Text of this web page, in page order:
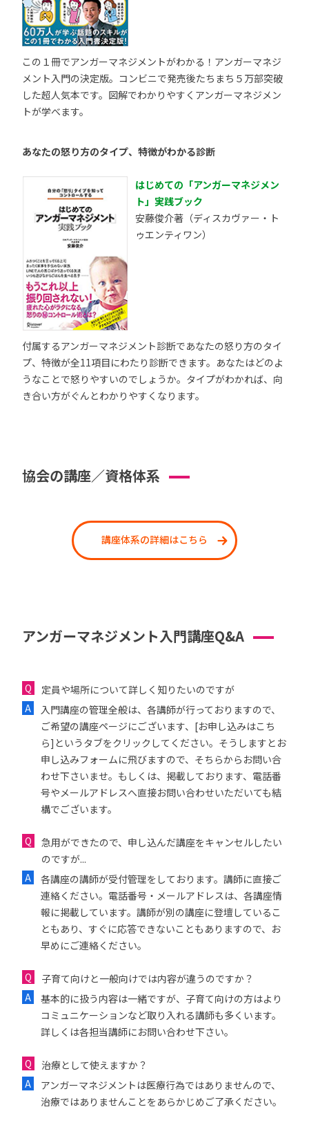
この１冊でアンガーマネジメントがわかる！アンガーマネジ
メント入門の決定版。コンビニで発売後たちまち５万部突破
した超人気本です。図解でわかりやすくアンガーマネジメン
トが学べます。
あなたの怒り方のタイプ、特徴がわかる診断
はじめての「アンガーマネジメン
ト」実践ブック
安藤俊介著（ディスカヴァー・ト
ゥエンティワン）
付属するアンガーマネジメント診断であなたの怒り方のタイ
プ、特徴が全11項目にわたり診断できます。あなたはどのよ
うなことで怒りやすいのでしょうか。タイプがわかれば、向
き合い方がぐんとわかりやすくなります。
協会の講座／資格体系
講座体系の詳細はこちら
アンガーマネジメント入門講座Q&A
定員や場所について詳しく知りたいのですが
入門講座の管理全般は、各講師が行っておりますので、
ご希望の講座ページにございます、[お申し込みはこち
ら]というタブをクリックしてください。そうしますとお
申し込みフォームに飛びますので、そちらからお問い合
わせ下さいませ。もしくは、掲載しております、電話番
号やメールアドレスへ直接お問い合わせいただいても結
構でございます。
急用ができたので、申し込んだ講座をキャンセルしたい
のですが...
各講座の講師が受付管理をしております。講師に直接ご
連絡ください。電話番号・メールアドレスは、各講座情
報に掲載しています。講師が別の講座に登壇しているこ
ともあり、すぐに応答できないこともありますので、お
早めにご連絡ください。
子育て向けと一般向けでは内容が違うのですか？
基本的に扱う内容は一緒ですが、子育て向けの方はより
コミュニケーションなど取り入れる講師も多くいます。
詳しくは各担当講師にお問い合わせ下さい。
治療として使えますか？
アンガーマネジメントは医療行為ではありませんので、
治療ではありませんことをあらかじめご了承ください。